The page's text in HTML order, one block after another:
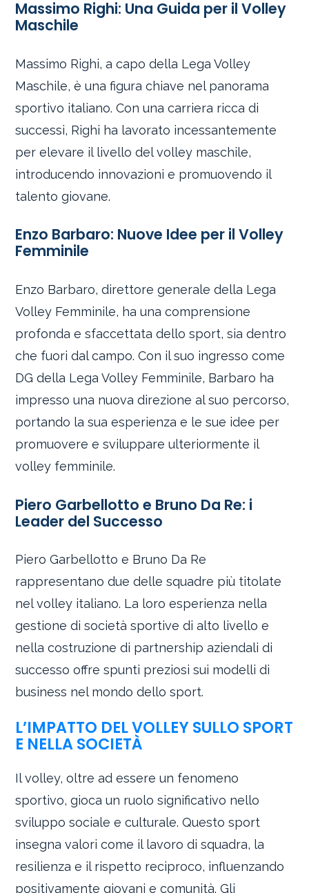
Massimo Righi: Una Guida per il Volley
Maschile
Massimo Righi, a capo della Lega Volley
Maschile, è una figura chiave nel panorama
sportivo italiano. Con una carriera ricca di
successi, Righi ha lavorato incessantemente
per elevare il livello del volley maschile,
introducendo innovazioni e promuovendo il
talento giovane.
Enzo Barbaro: Nuove Idee per il Volley
Femminile
Enzo Barbaro, direttore generale della Lega
Volley Femminile, ha una comprensione
profonda e sfaccettata dello sport, sia dentro
che fuori dal campo. Con il suo ingresso come
DG della Lega Volley Femminile, Barbaro ha
impresso una nuova direzione al suo percorso,
portando la sua esperienza e le sue idee per
promuovere e sviluppare ulteriormente il
volley femminile.
Piero Garbellotto e Bruno Da Re: i
Leader del Successo
Piero Garbellotto e Bruno Da Re
rappresentano due delle squadre più titolate
nel volley italiano. La loro esperienza nella
gestione di società sportive di alto livello e
nella costruzione di partnership aziendali di
successo offre spunti preziosi sui modelli di
business nel mondo dello sport.
L’IMPATTO DEL VOLLEY SULLO SPORT
E NELLA SOCIETÀ
Il volley, oltre ad essere un fenomeno
sportivo, gioca un ruolo significativo nello
sviluppo sociale e culturale. Questo sport
insegna valori come il lavoro di squadra, la
resilienza e il rispetto reciproco, influenzando
positivamente giovani e comunità. Gli